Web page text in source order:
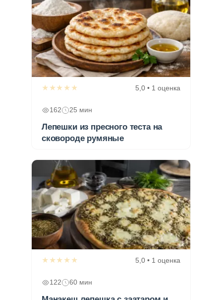
★★★★★ 5,0 • 1 оценка
162 25 мин
Лепешки из пресного теста на
сковороде румяные
★★★★★ 5,0 • 1 оценка
122 60 мин